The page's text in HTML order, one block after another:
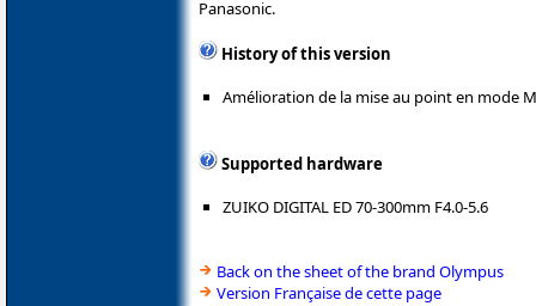
Panasonic.
History of this version
Amélioration de la mise au point en mode
Supported hardware
ZUIKO DIGITAL ED 70-300mm F4.0-5.6
Back on the sheet of the brand Olympus
Version Française de cette page